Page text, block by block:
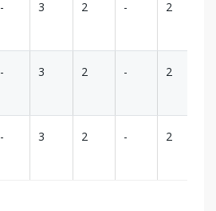
- 3 2 - 2
- 3 2 - 2
- 3 2 - 2